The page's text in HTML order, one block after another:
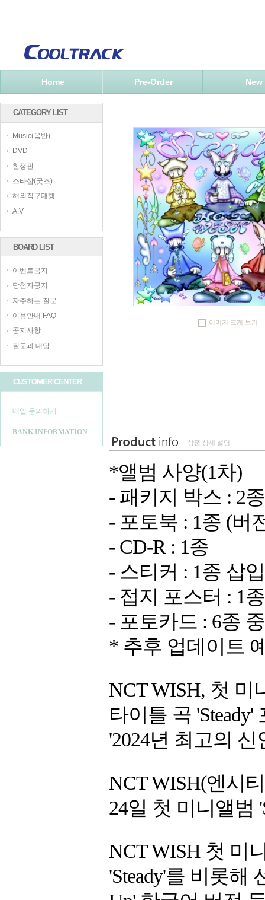
Home Pre-Order New
CATEGORY LIST
Music(음반)
DVD
한정판
스타샵(굿즈)
해외직구대행
A.V
BOARD LIST
이벤트공지
당첨자공지
자주하는 질문
이용안내 FAQ
공지사항
질문과 대답
CUSTOMER CENTER
메일 문의하기
BANK INFORMATION
이미지 크게 보기
| 상품 상세 설명
*앨범 사양(1차)
- 패키지 박스 : 2
- 포토북 : 1종 (버
- CD-R : 1종
- 스티커 : 1종 삽입
- 접지 포스터 : 1
- 포토카드 : 6종
* 추후 업데이트
NCT WISH, 첫 미
타이틀 곡
'2024년 최고의
NCT WISH(엔시
24일 첫 미니앨범
NCT WISH 첫 미
'Steady'를 비롯해